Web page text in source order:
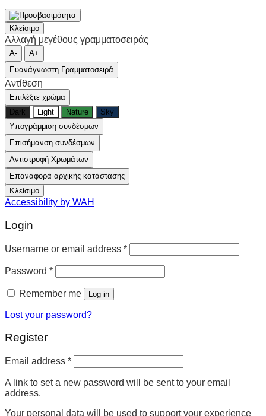
Κλείσιμο
Αλλαγή μεγέθους γραμματοσειράς
A-
A+
Ευανάγνωστη Γραμματοσειρά
Αντίθεση
Επιλέξτε χρώμα
Dark
Light Nature
Sky
Υπογράμμιση συνδέσμων
Επισήμανση συνδέσμων
Αντιστροφή Χρωμάτων
Επαναφορά αρχικής κατάστασης
Κλείσιμο
Accessibility by WAH
Login
Username or email address *
Password *
Remember me Log in
Lost your password?
Register
Email address *
A link to set a new password will be sent to your email
address.
Your personal data will be used to support your experience